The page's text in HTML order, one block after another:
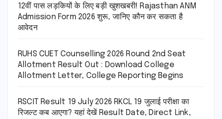
12वीं पास लड़कियों के लिए बड़ी खुशखबरी! Rajasthan ANM
Admission Form 2026 शुरू, जानिए कौन कर सकता है
आवेदन
RUHS CUET Counselling 2026 Round 2nd Seat
Allotment Result Out : Download College
Allotment Letter, College Reporting Begins
RSCIT Result 19 July 2026 RKCL 19 जुलाई परीक्षा का
रिजल्ट कब आएगा? यहां देखें Result Date, Direct Link,